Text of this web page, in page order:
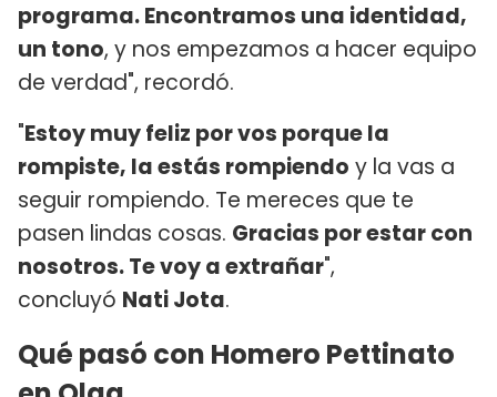
programa. Encontramos una identidad,
un tono, y nos empezamos a hacer equipo
de verdad", recordó.
"Estoy muy feliz por vos porque la
rompiste, la estás rompiendo y la vas a
seguir rompiendo. Te mereces que te
pasen lindas cosas. Gracias por estar con
nosotros. Te voy a extrañar",
concluyó Nati Jota.
Qué pasó con Homero Pettinato